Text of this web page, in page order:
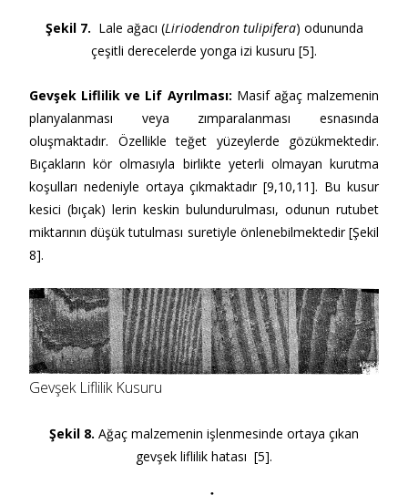
Şekil 7. Lale ağacı (Liriodendron tulipifera) odununda
çeşitli derecelerde yonga izi kusuru [5].
Gevşek Liflilik ve Lif Ayrılması: Masif ağaç malzemenin
planyalanması veya zımparalanması esnasında
oluşmaktadır. Özellikle teğet yüzeylerde gözükmektedir.
Bıçakların kör olmasıyla birlikte yeterli olmayan kurutma
koşulları nedeniyle ortaya çıkmaktadır [9,10,11]. Bu kusur
kesici (bıçak) lerin keskin bulundurulması, odunun rutubet
miktarının düşük tutulması suretiyle önlenebilmektedir [Şekil
8].
Gevşek Liflilik Kusuru
Şekil 8. Ağaç malzemenin işlenmesinde ortaya çıkan
gevşek liflilik hatası [5].